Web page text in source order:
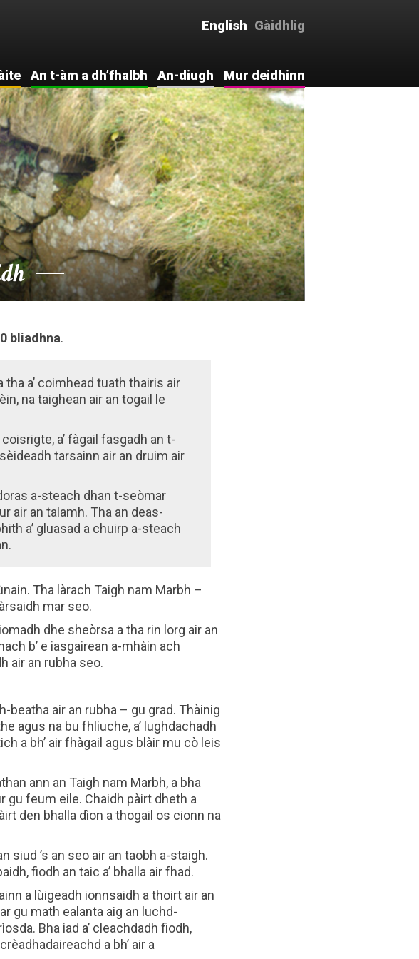
English Gàidhlig
. .
is
An t-àm a dh’fhalbh
Intro . . .
Arc-eòlas
Seann eachdraidh
Eachdraidh
meadhan-aoiseil
Na Fuadaichean
An-diugh
Intro . . .
Naidheachdan
Bhideothan
Rannsachadh
Cànan is Cultar
Sluagh-ùr
Mur deidhinn
Mur deidhinn
Thig còmhla
rinn
Comments
Leabharlann
agus
ceanglaichean
Tapadh leat
bliadhna.
a’ coimhead tuath thairis air
na taighean air an togail le
a’ fàgail fasgadh an t-
tarsainn air an druim air
a-steach dhan t-seòmar
air an talamh. Tha an deas-
a’ gluasad a chuirp a-steach
Tha làrach Taigh nam Marbh –
mar seo.
dhe sheòrsa a tha rin lorg air an
b’ e iasgairean a-mhàin ach
air an rubha seo.
beatha air an rubha – gu grad. Thàinig
agus na bu fhliuche, a’ lughdachadh
a bh’ air fhàgail agus blàir mu cò leis
ann an Taigh nam Marbh, a bha
gu feum eile. Chaidh pàirt dheth a
den bhalla dìon a thogail os cionn na
siud ’s an seo air an taobh a-staigh.
fiodh an taic a’ bhalla air fhad.
a lùigeadh ionnsaidh a thoirt air an
gu math ealanta aig an luchd-
Bha iad a’ cleachdadh fiodh,
a bh’ air a